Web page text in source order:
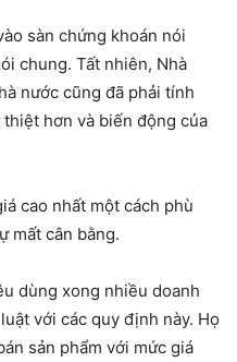
sàn chứng khoán nói
chung. Tất nhiên, Nhà
nước cũng đã phải tính
hơn và biến động của
cao nhất một cách phù
mất cân bằng.
dùng xong nhiều doanh
với các quy định này. Họ
sản phẩm với mức giá